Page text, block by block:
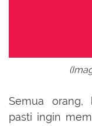
Semua orang,
pasti ingin